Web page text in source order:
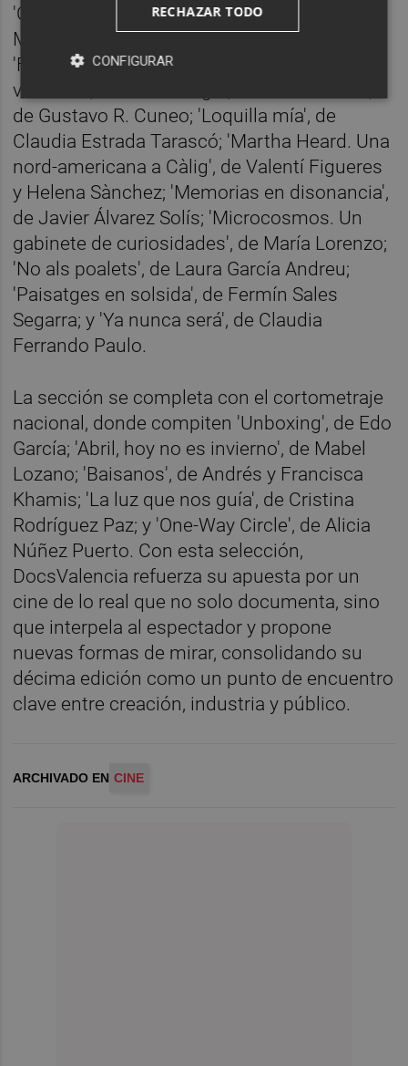
'Camigrants', de Sergi Pitarch y Elena
Morales; 'Digital Times', de Nuria Cidoncha;
'Flores y estorninos', de Raquel Agea; 'La
voluntad', de Jon Elícegui; 'Las medidoras',
de Gustavo R. Cuneo; 'Loquilla mía', de
Claudia Estrada Tarascó; 'Martha Heard. Una
nord-americana a Càlig', de Valentí Figueres
y Helena Sànchez; 'Memorias en disonancia',
de Javier Álvarez Solís; 'Microcosmos. Un
gabinete de curiosidades', de María Lorenzo;
'No als poalets', de Laura García Andreu;
'Paisatges en solsida', de Fermín Sales
Segarra; y 'Ya nunca será', de Claudia
Ferrando Paulo.
La sección se completa con el cortometraje
nacional, donde compiten 'Unboxing', de Edo
García; 'Abril, hoy no es invierno', de Mabel
Lozano; 'Baisanos', de Andrés y Francisca
Khamis; 'La luz que nos guía', de Cristina
Rodríguez Paz; y 'One-Way Circle', de Alicia
Núñez Puerto. Con esta selección,
DocsValencia refuerza su apuesta por un
cine de lo real que no solo documenta, sino
que interpela al espectador y propone
nuevas formas de mirar, consolidando su
décima edición como un punto de encuentro
clave entre creación, industria y público.
ARCHIVADO EN CINE
RECHAZAR TODO
CONFIGURAR